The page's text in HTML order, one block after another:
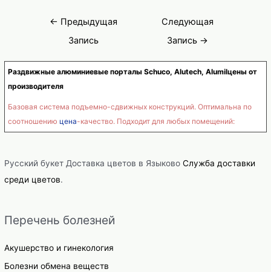
Раздвижные алюминиевые порталы Schuco, Alutech, Alumilцены от
производителя
Базовая система подъемно-сдвижных конструкций. Оптимальна по
соотношению цена-качество. Подходит для любых помещений:
Русский букет Доставка цветов в ЯзыковоСлужба доставки
среди цветов.
Перечень болезней
Акушерство и гинекология
Болезни обмена веществ
Навигация
← Предыдущая
Запись
Следующая
Запись →